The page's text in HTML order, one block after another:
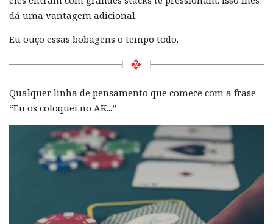
dá uma vantagem adicional.
Eu ouço essas bobagens o tempo todo.
Qualquer linha de pensamento que comece com a frase
“Eu os coloquei no AK...”